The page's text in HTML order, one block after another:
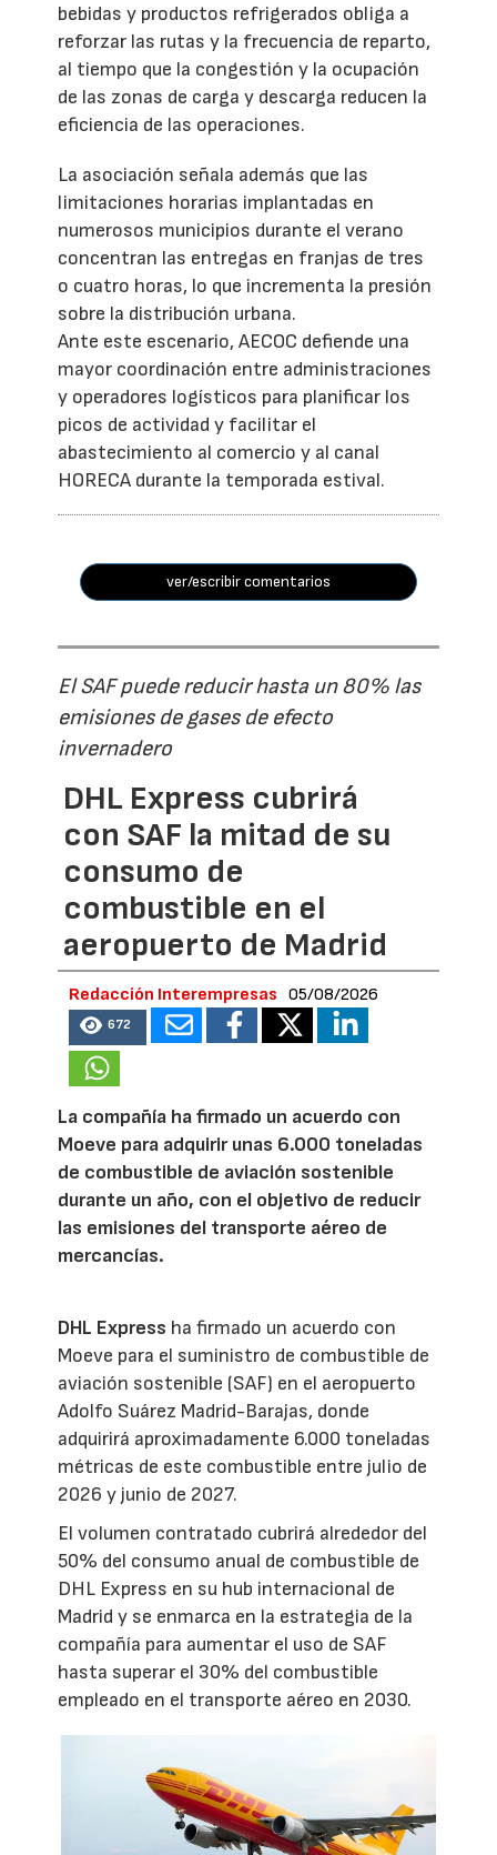
bebidas y productos refrigerados obliga a
reforzar las rutas y la frecuencia de reparto,
al tiempo que la congestión y la ocupación
de las zonas de carga y descarga reducen la
eficiencia de las operaciones.
La asociación señala además que las
limitaciones horarias implantadas en
numerosos municipios durante el verano
concentran las entregas en franjas de tres
o cuatro horas, lo que incrementa la presión
sobre la distribución urbana.
Ante este escenario, AECOC defiende una
mayor coordinación entre administraciones
y operadores logísticos para planificar los
picos de actividad y facilitar el
abastecimiento al comercio y al canal
HORECA durante la temporada estival.
ver/escribir comentarios
El SAF puede reducir hasta un 80% las
emisiones de gases de efecto
invernadero
DHL Express cubrirá
con SAF la mitad de su
consumo de
combustible en el
aeropuerto de Madrid
Redacción Interempresas 05/08/2026
672
La compañía ha firmado un acuerdo con
Moeve para adquirir unas 6.000 toneladas
de combustible de aviación sostenible
durante un año, con el objetivo de reducir
las emisiones del transporte aéreo de
mercancías.
DHL Express ha firmado un acuerdo con
Moeve para el suministro de combustible de
aviación sostenible (SAF) en el aeropuerto
Adolfo Suárez Madrid-Barajas, donde
adquirirá aproximadamente 6.000 toneladas
métricas de este combustible entre julio de
2026 y junio de 2027.
El volumen contratado cubrirá alrededor del
50% del consumo anual de combustible de
DHL Express en su hub internacional de
Madrid y se enmarca en la estrategia de la
compañía para aumentar el uso de SAF
hasta superar el 30% del combustible
empleado en el transporte aéreo en 2030.